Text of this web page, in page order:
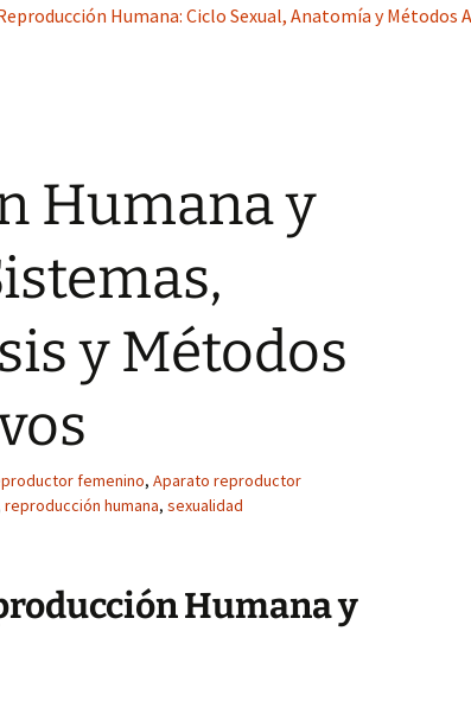
Humana: Ciclo Sexual, Anatomía y Métodos
Humana y
y Métodos
femenino, Aparato reproductor
reproducción humana, sexualidad
Humana y